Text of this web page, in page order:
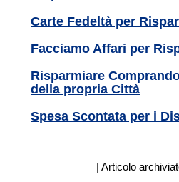
Carte Fedeltà per
Facciamo Affari per
Risparmiare
della propria Città
Spesa Scontata per i
| Articolo